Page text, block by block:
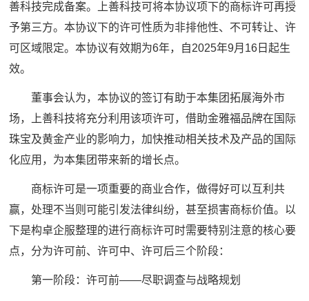
善科技完成备案。上善科技可将本协议项下的商标许可再授
予第三方。本协议下的许可性质为非排他性、不可转让、许
可区域限定。本协议有效期为6年，自2025年9月16日起生
效。
董事会认为，本协议的签订有助于本集团拓展海外市
场，上善科技将充分利用该项许可，借助金雅福品牌在国际
珠宝及黄金产业的影响力，加快推动相关技术及产品的国际
化应用，为本集团带来新的增长点。
商标许可是一项重要的商业合作，做得好可以互利共
赢，处理不当则可能引发法律纠纷，甚至损害商标价值。以
下是构卓企服整理的进行商标许可时需要特别注意的核心要
点，分为许可前、许可中、许可后三个阶段：
第一阶段：许可前——尽职调查与战略规划